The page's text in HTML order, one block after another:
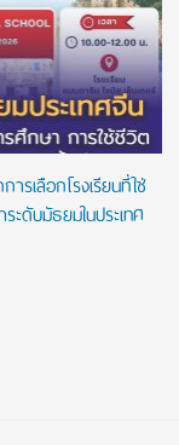
รเลือกโรงเรียนที่ใช่
ะดับมัธยมในประเทศ